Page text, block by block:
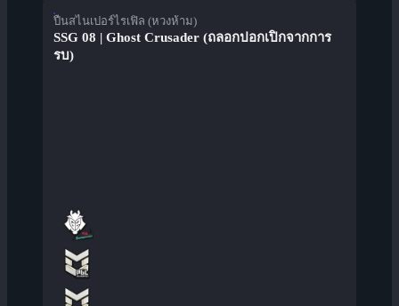
ปืนสไนเปอร์ไรเฟิล (หวงห้าม)
SSG 08 | Ghost Crusader (ถลอกปอกเปิกจากการ
รบ)